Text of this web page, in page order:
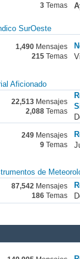
3 Temas
SurOeste
1,490 Mensajes
215 Temas
Aficionado
22,513 Mensajes
2,088 Temas
249 Mensajes
9 Temas
de
87,542 Mensajes
186 Temas